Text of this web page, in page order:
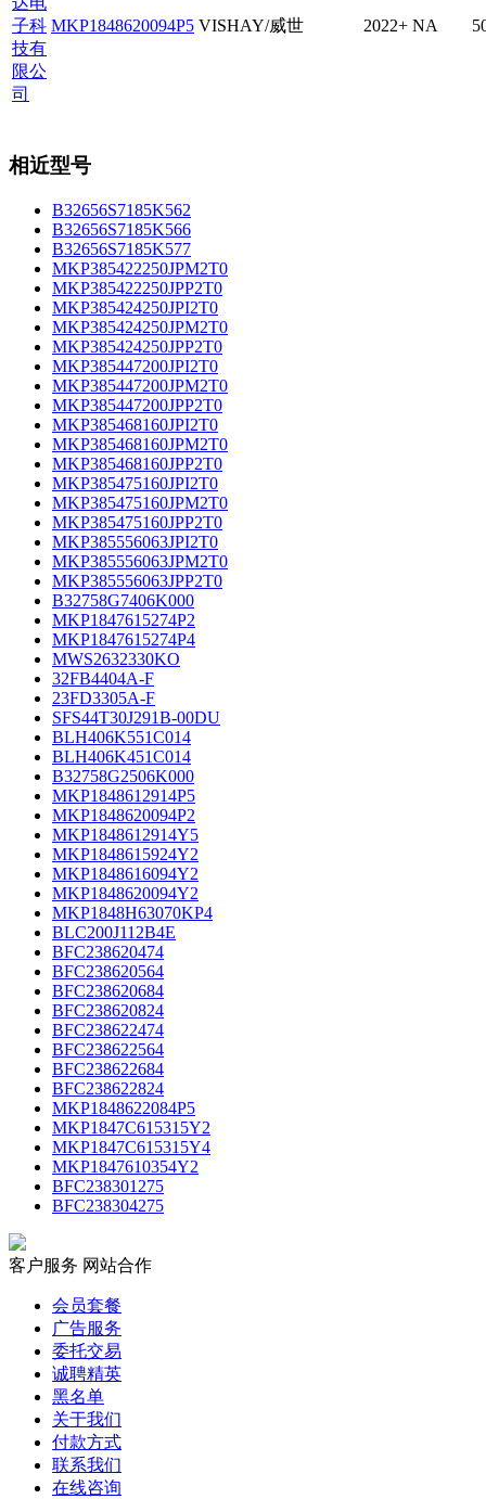
子科
技有
限公
司
MKP1848620094P5 VISHAY/威世 2022+ NA
相近型号
B32656S7185K562
B32656S7185K566
B32656S7185K577
MKP385422250JPM2T0
MKP385422250JPP2T0
MKP385424250JPI2T0
MKP385424250JPM2T0
MKP385424250JPP2T0
MKP385447200JPI2T0
MKP385447200JPM2T0
MKP385447200JPP2T0
MKP385468160JPI2T0
MKP385468160JPM2T0
MKP385468160JPP2T0
MKP385475160JPI2T0
MKP385475160JPM2T0
MKP385475160JPP2T0
MKP385556063JPI2T0
MKP385556063JPM2T0
MKP385556063JPP2T0
B32758G7406K000
MKP1847615274P2
MKP1847615274P4
MWS2632330KO
32FB4404A-F
23FD3305A-F
SFS44T30J291B-00DU
BLH406K551C014
BLH406K451C014
B32758G2506K000
MKP1848612914P5
MKP1848620094P2
MKP1848612914Y5
MKP1848615924Y2
MKP1848616094Y2
MKP1848620094Y2
MKP1848H63070KP4
BLC200J112B4E
BFC238620474
BFC238620564
BFC238620684
BFC238620824
BFC238622474
BFC238622564
BFC238622684
BFC238622824
MKP1848622084P5
MKP1847C615315Y2
MKP1847C615315Y4
MKP1847610354Y2
BFC238301275
BFC238304275
客户服务 网站合作
会员套餐
广告服务
委托交易
诚聘精英
黑名单
关于我们
付款方式
联系我们
在线咨询